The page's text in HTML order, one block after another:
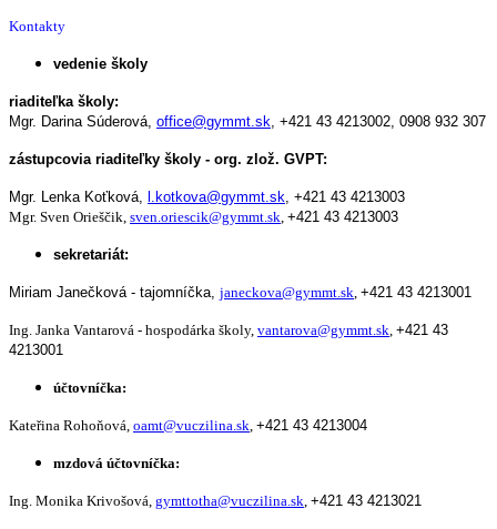
Kontakty
vedenie školy
riaditeľka školy:
Mgr. Darina Súderová, office@gymmt.sk, +421 43 4213002, 0908 932 307
zástupcovia riaditeľky školy - org. zlož. GVPT:
Mgr. Lenka Koťková, l.kotkova@gymmt.sk, +421 43 4213003
Mgr. Sven Orieščik, sven.oriescik@gymmt.sk, +421 43 4213003
sekretariát:
Miriam Janečková - tajomníčka, janeckova@gymmt.sk, +421 43 4213001
Ing. Janka Vantarová - hospodárka školy, vantarova@gymmt.sk, +421 43
4213001
účtovníčka:
Kateřina Rohoňová, oamt@vuczilina.sk, +421 43 4213004
mzdová účtovníčka:
Ing. Monika Krivošová, gymttotha@vuczilina.sk, +421 43 4213021